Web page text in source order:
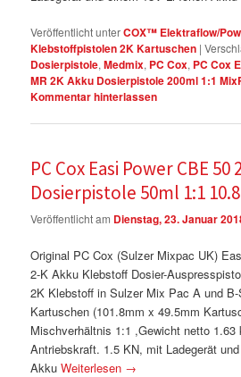
Veröffentlicht unterCOX™ Elektraflow/
Klebstoffpistolen 2K Kartuschen |
Dosierpistole,Medmix, PC Cox, PC Cox
MR 2K Akku Dosierpistole 200ml 1:1
Kommentar hinterlassen
PC Cox Easi Power CBE 50
Dosierpistole 50ml 1:1
Veröffentlicht am Dienstag, 23. Januar
Original PC Cox (Sulzer Mixpac UK)
2-K Akku Klebstoff Dosier-
2K Klebstoff in Sulzer Mix Pac A und
Kartuschen (101.8mm x 49.5mm
Mischverhältnis 1:1 ,Gewicht netto
Antriebskraft. 1.5 KN, mit Ladegerät
AkkuWeiterlesen →